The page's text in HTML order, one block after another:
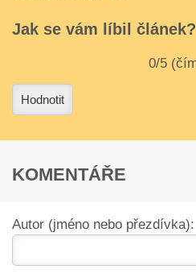
Jak se vám líbil článek?
Hodnotit
KOMENTÁŘE
Autor (jméno nebo přezdívka):